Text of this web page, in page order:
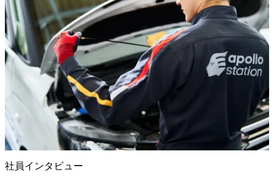
社員インタビュー